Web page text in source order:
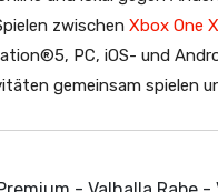
zwischen Xbox One X
PC, iOS- und
gemeinsam spielen